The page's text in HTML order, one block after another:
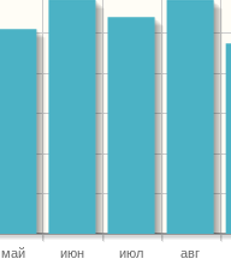
май июн июл авг